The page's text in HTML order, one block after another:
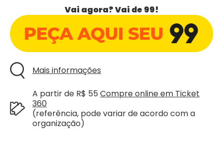
Vai agora? Vai de 99!
Mais informações
A partir de R$ 55 Compre online em Ticket
360
(referência, pode variar de acordo com a
organização)